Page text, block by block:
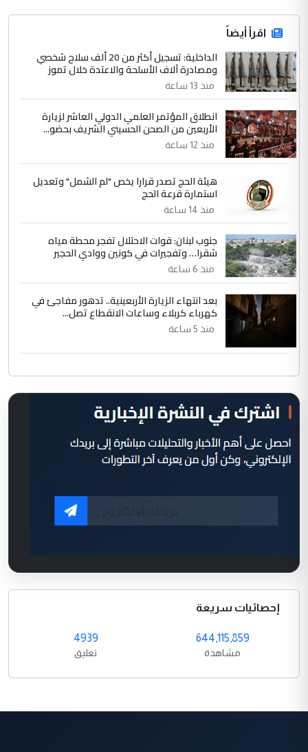
اقرأ أيضاً
الداخلية: تسجيل أكثر من 20 ألف سلاح شخصي
ومصادرة آلاف الأسلحة والاعتدة خلال تموز
منذ 13 ساعة
انطلاق المؤتمر العلمي الدولي العاشر لزيارة
الأربعين من الصحن الحسيني الشريف بحضو...
منذ 12 ساعة
هيئة الحج تصدر قرارا يخص "لم الشمل" وتعديل
استمارة قرعة الحج
منذ 14 ساعة
جنوب لبنان: قوات الاحتلال تفجر محطة مياه
شقرا… وتفجيرات في كونين ووادي الحجير
منذ 6 ساعة
بعد انتهاء الزيارة الأربعينية.. تدهور مفاجئ في
كهرباء كربلاء وساعات الانقطاع تصل...
منذ 5 ساعة
إحصائيات سريعة
644,115,859
مشاهدة
4939
تعليق